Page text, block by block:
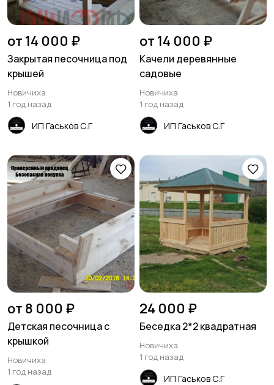
от 14 000 ₽
Закрытая песочница под
крышей
Новичиха
1 год назад
ИП Гаськов С.Г
от 14 000 ₽
Качели деревянные
садовые
Новичиха
1 год назад
ИП Гаськов С.Г
от 8 000 ₽
Детская песочница с
крышкой
Новичиха
1 год назад
24 000 ₽
Беседка 2*2 квадратная
Новичиха
1 год назад
ИП Гаськов С.Г